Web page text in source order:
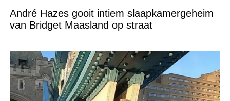
André Hazes gooit intiem slaapkamergeheim
van Bridget Maasland op straat